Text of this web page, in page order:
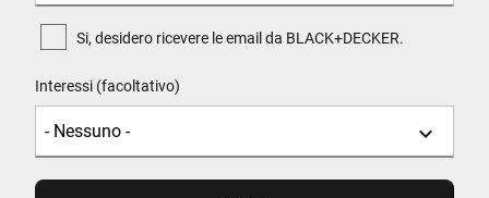
Si, desidero ricevere le email da BLACK+DECKER.
Interessi (facoltativo)